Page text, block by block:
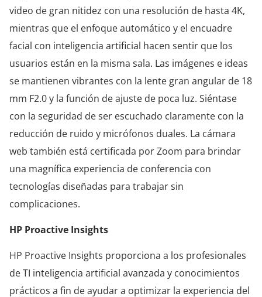
video de gran nitidez con una resolución de hasta 4K,
mientras que el enfoque automático y el encuadre
facial con inteligencia artificial hacen sentir que los
usuarios están en la misma sala. Las imágenes e ideas
se mantienen vibrantes con la lente gran angular de 18
mm F2.0 y la función de ajuste de poca luz. Siéntase
con la seguridad de ser escuchado claramente con la
reducción de ruido y micrófonos duales. La cámara
web también está certificada por Zoom para brindar
una magnífica experiencia de conferencia con
tecnologías diseñadas para trabajar sin
complicaciones.
HP Proactive Insights
HP Proactive Insights proporciona a los profesionales
de TI inteligencia artificial avanzada y conocimientos
prácticos a fin de ayudar a optimizar la experiencia del